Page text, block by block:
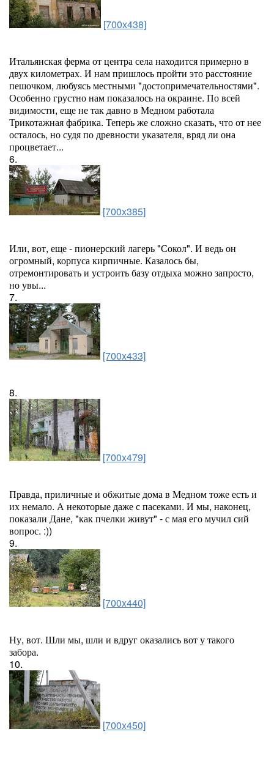
[700x438]
Итальянская ферма от центра села находится примерно в
двух километрах. И нам пришлось пройти это расстояние
пешочком, любуясь местными "достопримечательностями".
Особенно грустно нам показалось на окраине. По всей
видимости, еще не так давно в Медном работала
Трикотажная фабрика. Теперь же сложно сказать, что от нее
осталось, но судя по древности указателя, вряд ли она
процветает...
6.
[700x385]
Или, вот, еще - пионерский лагерь "Сокол". И ведь он
огромный, корпуса кирпичные. Казалось бы,
отремонтировать и устроить базу отдыха можно запросто,
но увы...
7.
[700x433]
8.
[700x479]
Правда, приличные и обжитые дома в Медном тоже есть и
их немало. А некоторые даже с пасеками. И мы, наконец,
показали Дане, "как пчелки живут" - с мая его мучил сий
вопрос. :))
9.
[700x440]
Ну, вот. Шли мы, шли и вдруг оказались вот у такого
забора.
10.
[700x450]